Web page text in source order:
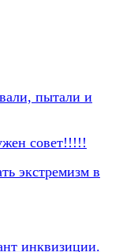
пытали и
совет!!!!!
экстремизм в
инквизиции.